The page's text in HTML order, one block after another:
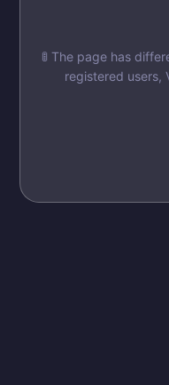
🚦 The page has
registered users,